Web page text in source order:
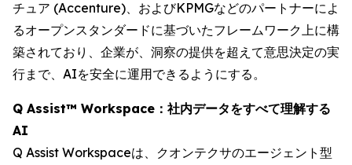
チュア (Accenture)、およびKPMGなどのパートナーによ
るオープンスタンダードに基づいたフレームワーク上に構
築されており、企業が、洞察の提供を超えて意思決定の実
行まで、AIを安全に運用できるようにする。
Q Assist™ Workspace：社内データをすべて理解する
AI
Q Assist Workspaceは、クオンテクサのエージェント型